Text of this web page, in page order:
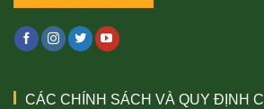
CÁC CHÍNH SÁCH VÀ QUY ĐỊNH